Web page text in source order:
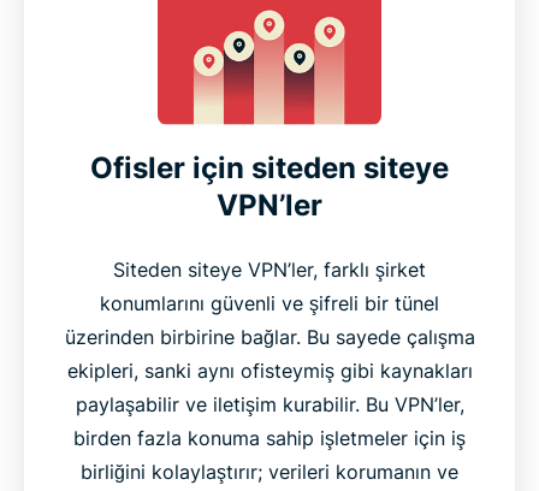
Ofisler için siteden siteye
VPN’ler
Siteden siteye VPN’ler, farklı şirket
konumlarını güvenli ve şifreli bir tünel
üzerinden birbirine bağlar. Bu sayede çalışma
ekipleri, sanki aynı ofisteymiş gibi kaynakları
paylaşabilir ve iletişim kurabilir. Bu VPN’ler,
birden fazla konuma sahip işletmeler için iş
birliğini kolaylaştırır; verileri korumanın ve